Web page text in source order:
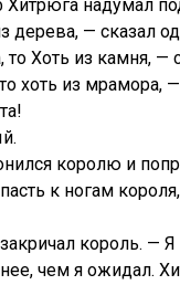
надумал
дерева, — сказал
Хоть из камня, —
хоть из мрамора, —
королю и
к ногам
король. —
чем я ожидал.